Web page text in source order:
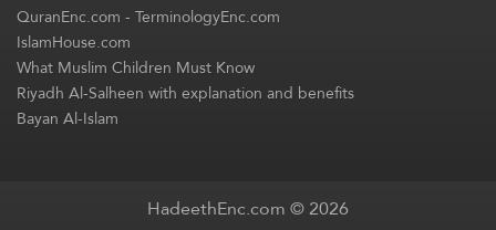
QuranEnc.com-TerminologyEnc.com
IslamHouse.com
What Muslim Children Must Know
Riyadh Al-Salheen with explanation and benefits
Bayan Al-Islam
HadeethEnc.com © 2026